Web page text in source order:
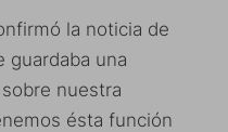
la noticia de
guardaba una
nuestra
ésta función